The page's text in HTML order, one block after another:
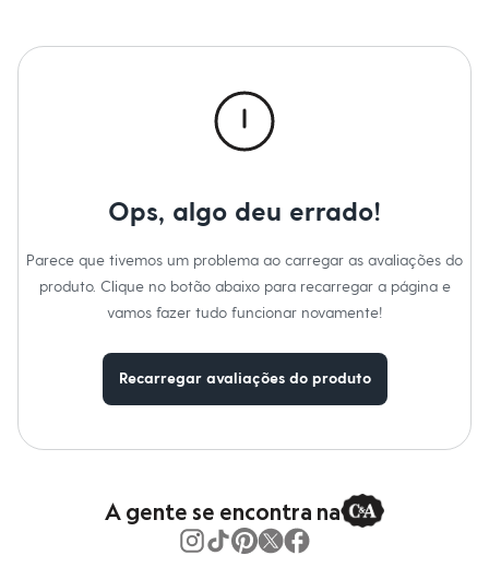
Plus size
Dia dos Pais
Inverno
Novidades
Camisetas e Regatas
Casacos e Jaquetas
Jeans
Polos
Chapéus e Bonés
Ops, algo deu errado!
Parece que tivemos um problema ao carregar as avaliações do
produto. Clique no botão abaixo para recarregar a página e
vamos fazer tudo funcionar novamente!
Recarregar avaliações do produto
A gente se encontra na